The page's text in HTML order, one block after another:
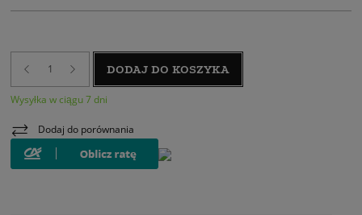
DODAJ DO KOSZYKA
Wysyłka w ciągu 7 dni
Dodaj do porównania